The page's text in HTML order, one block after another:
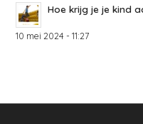
Hoe krijg je je kind
10 mei 2024 - 11:27